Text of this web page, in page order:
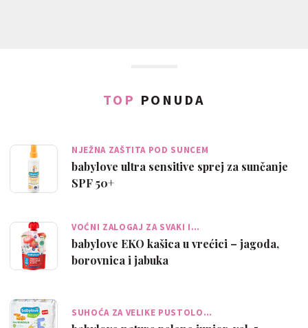
TOP PONUDA
NJEŽNA ZAŠTITA POD SUNCEM
babylove ultra sensitive sprej za sunčanje
SPF 50+
VOĆNI ZALOGAJ ZA SVAKI I…
babylove EKO kašica u vrećici – jagoda,
borovnica i jabuka
SUHOĆA ZA VELIKE PUSTOLO…